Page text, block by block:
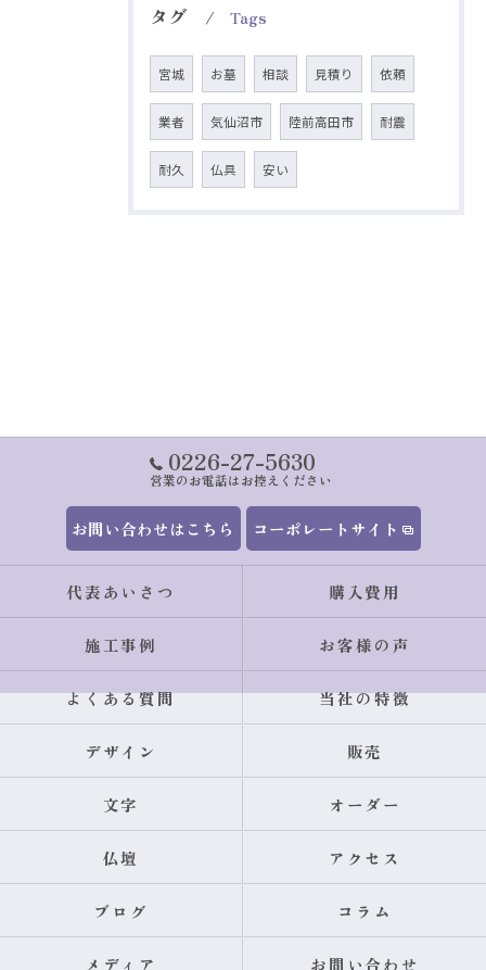
タグ Tags
宮城 お墓 相談 見積り 依頼
業者 気仙沼市 陸前高田市 耐震
耐久 仏具 安い
0226-27-5630
営業のお電話はお控えください
お問い合わせはこちら コーポレートサイト
代表あいさつ 購入費用
施工事例 お客様の声
よくある質問 当社の特徴
デザイン 販売
文字 オーダー
仏壇 アクセス
ブログ コラム
メディア お問い合わせ